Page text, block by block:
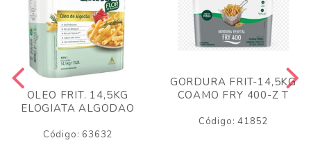
OLEO FRIT. 14,5KG
ELOGIATA ALGODAO
Código: 63632
GORDURA FRIT-14,5KG
COAMO FRY 400-Z T
Código: 41852